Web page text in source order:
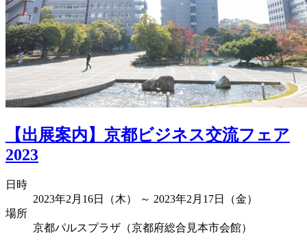
【出展案内】京都ビジネス交流フェア
2023
日時
2023年2月16日（木） ～ 2023年2月17日（金）
場所
京都パルスプラザ（京都府総合見本市会館）